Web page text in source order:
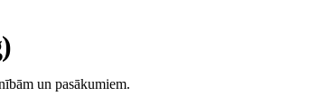
un pasākumiem.